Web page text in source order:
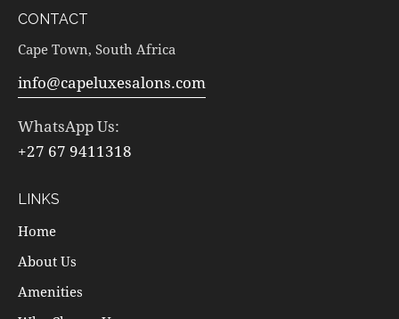
CONTACT
Cape Town, South Africa
info@capeluxesalons.com
WhatsApp Us:
+27 67 9411318
LINKS
Home
About Us
Amenities